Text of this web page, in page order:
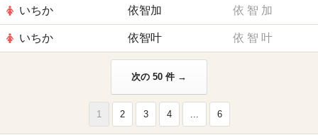
いちか 依智加 依 智 加
いちか 依智叶 依 智 叶
次の 50 件 →
1 2 3 4 ... 6